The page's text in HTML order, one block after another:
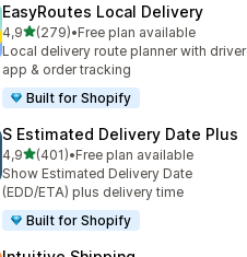
EasyRoutes Local Delivery
4,9av 5 stjerner
(279)
Totalt 279 omtaler
•Free plan available
Local delivery route planner with driver
app & order tracking
Built for Shopify
S Estimated Delivery Date Plus
4,9av 5 stjerner
(401)
Totalt 401 omtaler
•Free plan available
Show Estimated Delivery Date
(EDD/ETA) plus delivery time
Built for Shopify